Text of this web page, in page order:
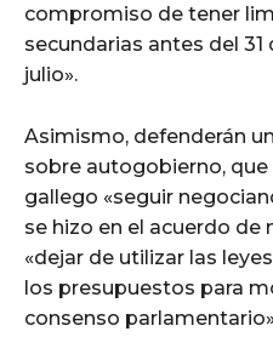
compromiso de tener
secundarias antes del 31
julio».
Asimismo, defenderán
sobre autogobierno,
gallego «seguir
se hizo en el acuerdo de
«dejar de utilizar las
los presupuestos para
consenso